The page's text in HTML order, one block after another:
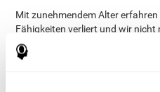
Mit zunehmendem Alter
Fähigkeiten verliert und wir
dem Gehirn ist das so. Es ist
Agilität abnimmt, dass es